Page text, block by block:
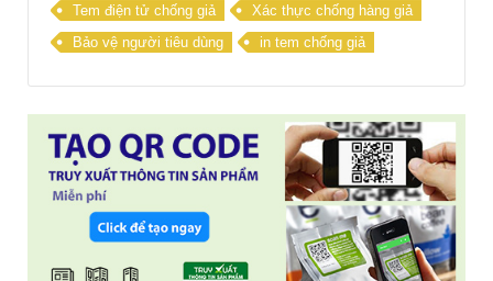
Tem điện tử chống giả
Xác thực chống hàng giả
Bảo vệ người tiêu dùng
in tem chống giả